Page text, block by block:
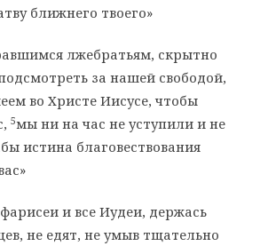
ближнего твоего»
лжебратьям, скрытно
за нашей свободой,
во Христе Иисусе, чтобы
5мы ни на час не уступили и не
истина благовествования
и все Иудеи, держась
не едят, не умыв тщательно